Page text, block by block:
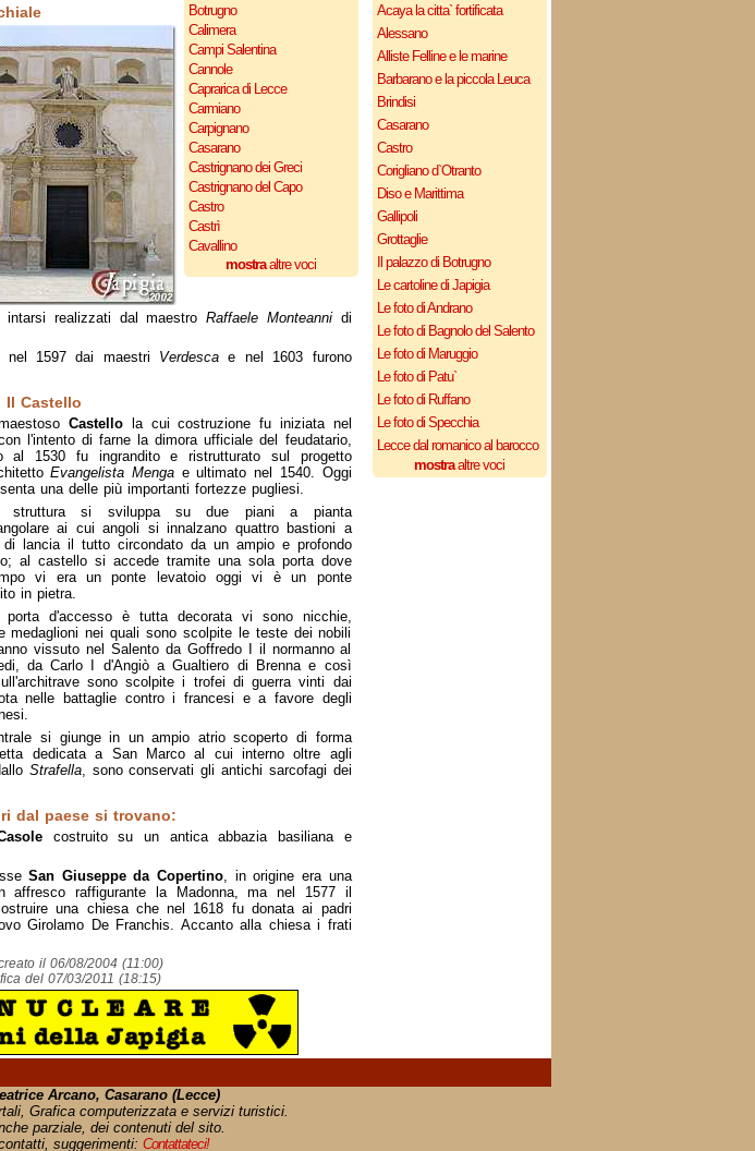
Botrugno
Calimera
Campi Salentina
Cannole
Caprarica di Lecce
Carmiano
Carpignano
Casarano
Castrignano dei Greci
Castrignano del Capo
Castro
Castrì
Cavallino
mostraaltre voci
realizzati dal maestro Raffaele Monteannidi
nel 1597 dai maestri Verdesca e nel 1603 furono
Il Castello
Castello la cui costruzione fu iniziata nel
l'intento di farne la dimora ufficiale del feudatario,
al 1530 fu ingrandito e ristrutturato sul progetto
Evangelista Mengae ultimato nel 1540. Oggi
una delle più importanti fortezze pugliesi.
struttura si sviluppa su due piani a pianta
ai cui angoli si innalzano quattro bastioni a
di lancia il tutto circondato da un ampio e profondo
al castello si accede tramite una sola porta dove
vi era un ponte levatoio oggi vi è un ponte
in pietra.
porta d'accesso è tutta decorata vi sono nicchie,
medaglioni nei quali sono scolpite le teste dei nobili
vissuto nel Salento da Goffredo I il normanno al
da Carlo I d'Angiò a Gualtiero di Brenna e così
sono scolpite i trofei di guerra vinti dai
nelle battaglie contro i francesi e a favore degli
si giunge in un ampio atrio scoperto di forma
dedicata a San Marco al cui interno oltre agli
Strafella, sono conservati gli antichi sarcofagi dei
dal paese si trovano:
costruito su un antica abbazia basiliana e
San Giuseppe da Copertino, in origine era una
raffigurante la Madonna, ma nel 1577 il
una chiesa che nel 1618 fu donata ai padri
Girolamo De Franchis. Accanto alla chiesa i frati
il 06/08/2004 (11:00)
del 07/03/2011 (18:15)
Acaya la citta` fortificata
Alessano
Alliste Felline e le marine
Barbarano e la piccola Leuca
Brindisi
Casarano
Castro
Corigliano d`Otranto
Diso e Marittima
Gallipoli
Grottaglie
Il palazzo di Botrugno
Le cartoline di Japigia
Le foto di Andrano
Le foto di Bagnolo del Salento
Le foto di Maruggio
Le foto di Patu`
Le foto di Ruffano
Le foto di Specchia
Lecce dal romanico al barocco
mostraaltre voci
Arcano, Casarano (Lecce)
Grafica computerizzata e servizi turistici.
parziale, dei contenuti del sito.
suggerimenti: Contattateci!